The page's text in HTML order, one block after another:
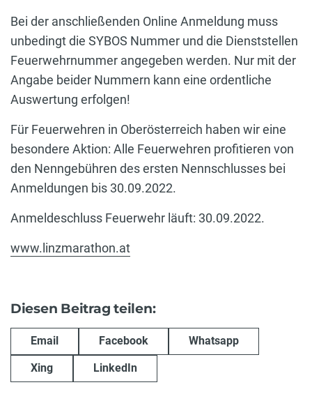
Bei der anschließenden Online Anmeldung muss
unbedingt die SYBOS Nummer und die Dienststellen
Feuerwehrnummer angegeben werden. Nur mit der
Angabe beider Nummern kann eine ordentliche
Auswertung erfolgen!
Für Feuerwehren in Oberösterreich haben wir eine
besondere Aktion: Alle Feuerwehren profitieren von
den Nenngebühren des ersten Nennschlusses bei
Anmeldungen bis 30.09.2022.
Anmeldeschluss Feuerwehr läuft: 30.09.2022.
www.linzmarathon.at
Diesen Beitrag teilen:
Email Facebook Whatsapp
Xing LinkedIn